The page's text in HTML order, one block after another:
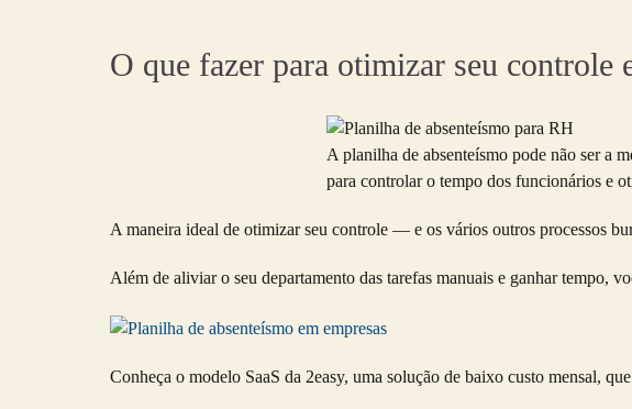
O que fazer para otimizar seu controle
A planilha de absenteísmo pode não ser a
para controlar o tempo dos funcionários e
A maneira ideal de otimizar seu controle — e os vários outros processos
Além de aliviar o seu departamento das tarefas manuais e ganhar tempo,
Conheça o modelo SaaS da 2easy, uma solução de baixo custo mensal,